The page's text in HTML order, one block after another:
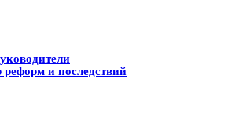
реформ и последствий